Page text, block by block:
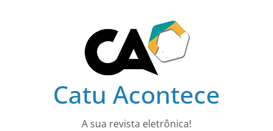
Catu Acontece
A sua revista eletrônica!